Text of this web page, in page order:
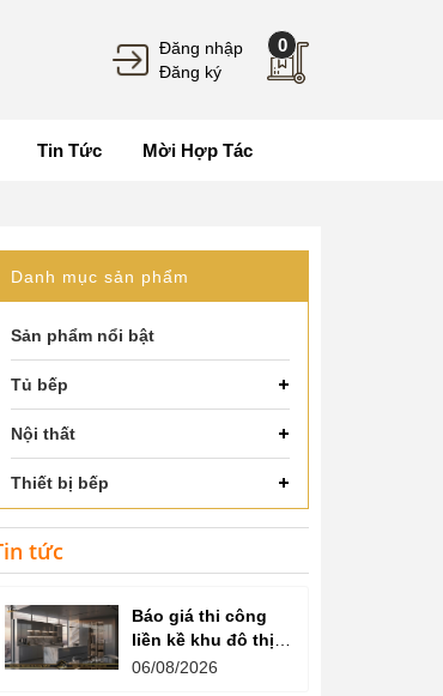
Đăng nhập
Đăng ký
0
Tin Tức Mời Hợp Tác
Danh mục sản phẩm
Sản phẩm nổi bật
Tủ bếp
Nội thất
Thiết bị bếp
tức
Báo giá thi công
liền kề khu đô thị
văn phú hà đông
06/08/2026